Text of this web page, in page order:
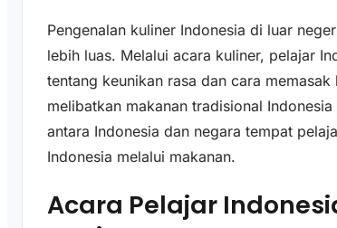
Pengenalan kuliner Indonesia di luar
lebih luas. Melalui acara kuliner, pelajar
tentang keunikan rasa dan cara
melibatkan makanan tradisional
antara Indonesia dan negara tempat
Indonesia melalui makanan.
Acara Pelajar